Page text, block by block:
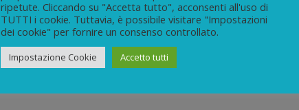
ripetute. Cliccando su "Accetta tutto", acconsenti all'uso di
TUTTI i cookie. Tuttavia, è possibile visitare "Impostazioni
dei cookie" per fornire un consenso controllato.
Impostazione Cookie Accetto tutti